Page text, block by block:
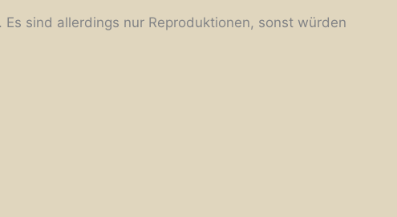
sind allerdings nur Reproduktionen, sonst würden